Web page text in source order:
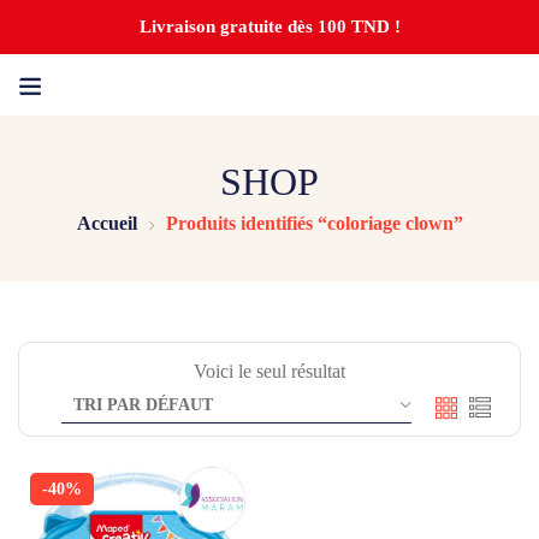
Livraison gratuite dès 100 TND !
SHOP
Accueil Produits identifiés “coloriage clown”
Voici le seul résultat
-40%